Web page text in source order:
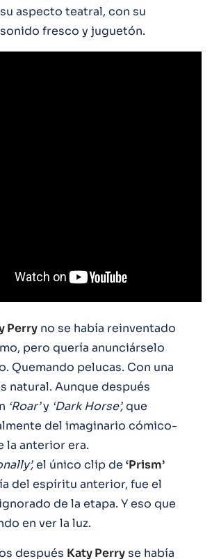
aspecto teatral, con su
fresco y juguetón.
Perry no se había reinventado
pero quería anunciárselo
Quemando pelucas. Con una
natural. Aunque después
‘Roar’y ‘Dark Horse’,que
del imaginario cómico-
la anterior era.
el único clip de ‘Prism’
del espíritu anterior, fue el
de la etapa. Y eso que
en ver la luz.
después Katy Perryse había